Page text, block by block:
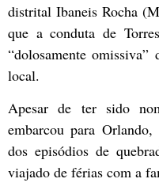
distrital Ibaneis Rocha
que a conduta de
“dolosamente
local.
Apesar de ter sido
embarcou para
dos episódios de
viajado de férias com a